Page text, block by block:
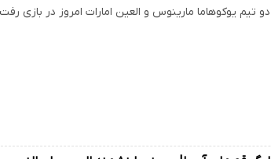
دو تیم یوکوهاما مارینوس و العین امارات امروز در بازی